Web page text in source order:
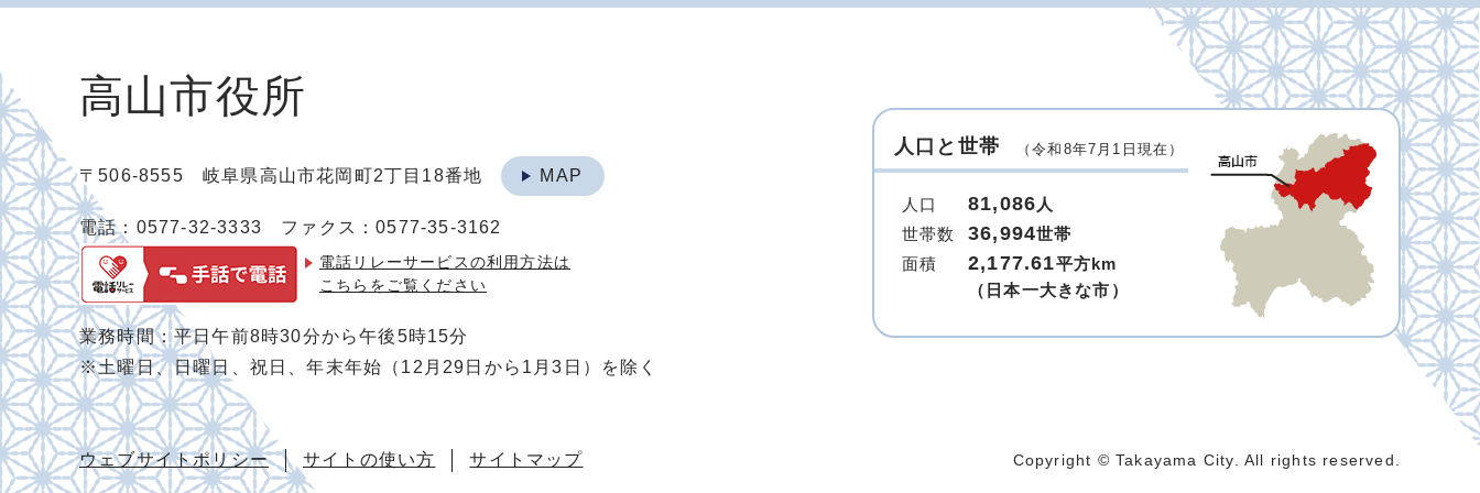
高山市役所
〒506-8555 岐阜県高山市花岡町2丁目18番地 MAP
電話：0577-32-3333 ファクス：0577-35-3162
電話リレーサービスの利用方法は
こちらをご覧ください
業務時間：平日午前8時30分から午後5時15分
※土曜日、日曜日、祝日、年末年始（12月29日から1月3日）を除く
人口と世帯 （令和8年7月1日現在）
人口 81,086 人
世帯数
36,994世帯
面積
2,177.61平方km
（日本一大きな市）
ウェブサイトポリシー サイトの使い方 サイトマップ Copyright © Takayama City. All rights reserved.